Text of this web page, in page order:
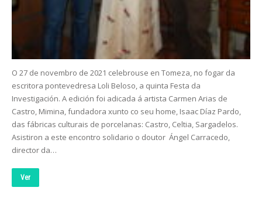
O 27 de novembro de 2021 celebrouse en Tomeza, no fogar da
escritora pontevedresa Loli Beloso, a quinta Festa da
Investigación. A edición foi adicada á artista Carmen Arias de
Castro, Mimina, fundadora xunto co seu home, Isaac Díaz Pardo,
das fábricas culturais de porcelanas: Castro, Celtia, Sargadelos.
Asistiron a este encontro solidario o doutor Ángel Carracedo,
director da…
Ver